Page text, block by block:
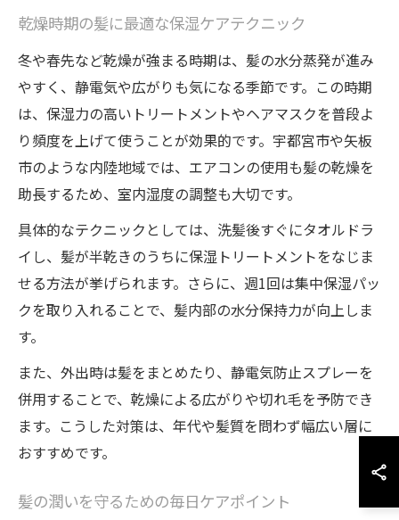
乾燥時期の髪に最適な保湿ケアテクニック
冬や春先など乾燥が強まる時期は、髪の水分蒸発が進み
やすく、静電気や広がりも気になる季節です。この時期
は、保湿力の高いトリートメントやヘアマスクを普段よ
り頻度を上げて使うことが効果的です。宇都宮市や矢板
市のような内陸地域では、エアコンの使用も髪の乾燥を
助長するため、室内湿度の調整も大切です。
具体的なテクニックとしては、洗髪後すぐにタオルドラ
イし、髪が半乾きのうちに保湿トリートメントをなじま
せる方法が挙げられます。さらに、週1回は集中保湿パッ
クを取り入れることで、髪内部の水分保持力が向上しま
す。
また、外出時は髪をまとめたり、静電気防止スプレーを
併用することで、乾燥による広がりや切れ毛を予防でき
ます。こうした対策は、年代や髪質を問わず幅広い層に
おすすめです。
髪の潤いを守るための毎日ケアポイント